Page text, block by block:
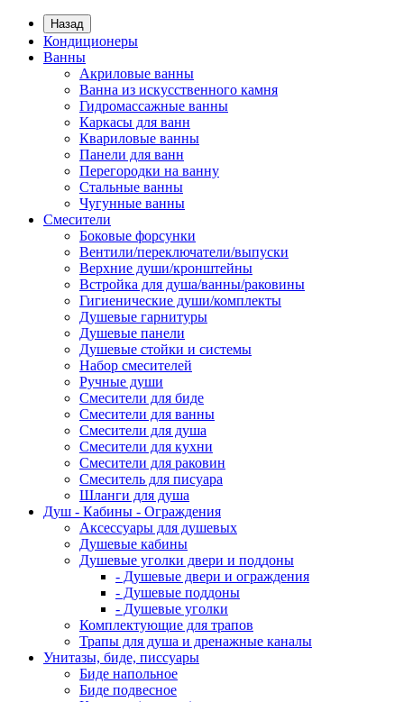
Назад
Кондиционеры
Ванны
Акриловые ванны
Ванна из искусственного камня
Гидромассажные ванны
Каркасы для ванн
Квариловые ванны
Панели для ванн
Перегородки на ванну
Стальные ванны
Чугунные ванны
Смесители
Боковые форсунки
Вентили/переключатели/выпуски
Верхние души/кронштейны
Встройка для душа/ванны/раковины
Гигиенические души/комплекты
Душевые гарнитуры
Душевые панели
Душевые стойки и системы
Набор смесителей
Ручные души
Смесители для биде
Смесители для ванны
Смесители для душа
Смесители для кухни
Смесители для раковин
Смеситель для писуара
Шланги для душа
Душ - Кабины - Ограждения
Аксессуары для душевых
Душевые кабины
Душевые уголки двери и поддоны
- Душевые двери и ограждения
- Душевые поддоны
- Душевые уголки
Комплектующие для трапов
Трапы для душа и дренажные каналы
Унитазы, биде, писсуары
Биде напольное
Биде подвесное